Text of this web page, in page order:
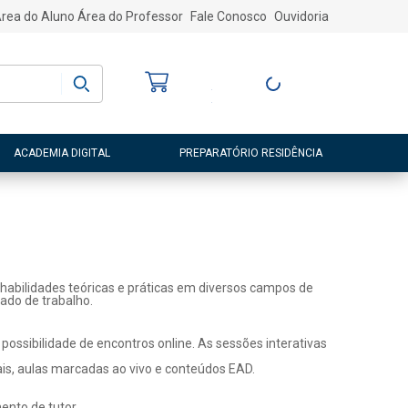
do Aluno Área do Professor Fale Conosco Ouvidoria
Entre ou Cadastre-
ACADEMIA DIGITAL PREPARATÓRIO RESIDÊNCIA
teóricas e práticas em diversos campos de
de trabalho.
de encontros online. As sessões interativas
aulas marcadas ao vivo e conteúdos EAD.